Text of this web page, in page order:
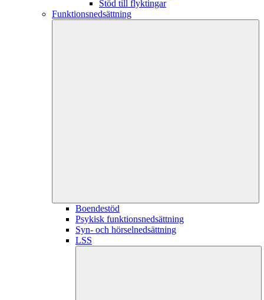
Stöd till flyktingar
Funktionsnedsättning
Boendestöd
Psykisk funktionsnedsättning
Syn- och hörselnedsättning
LSS